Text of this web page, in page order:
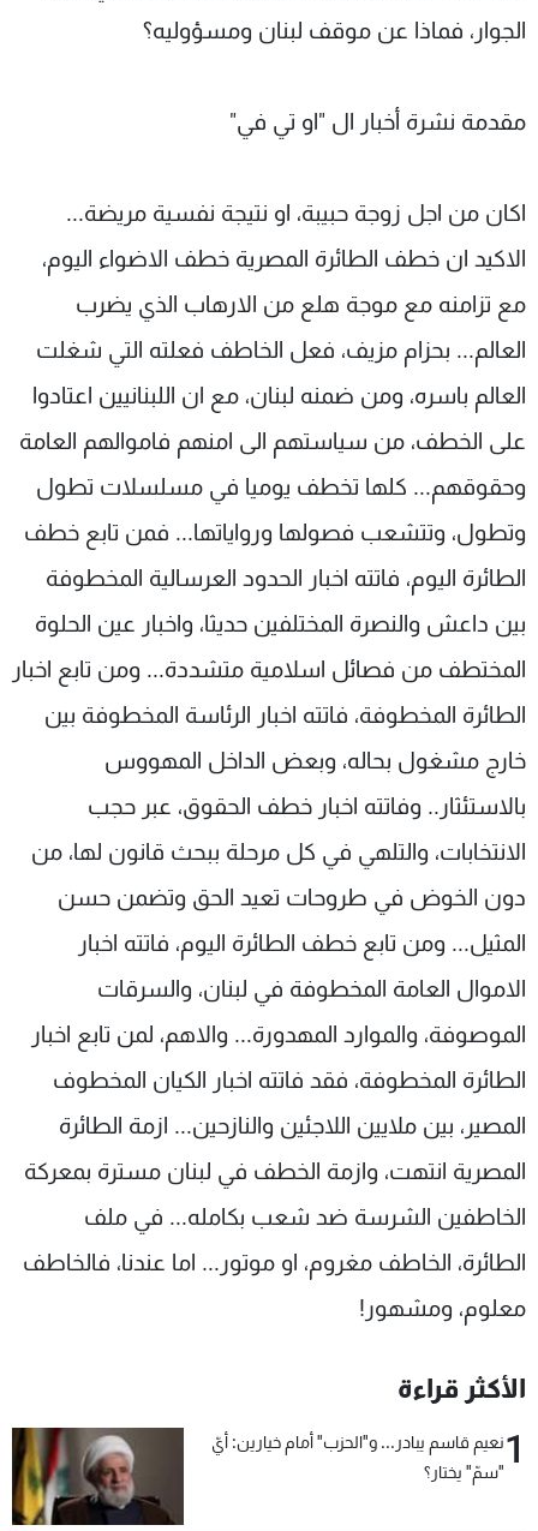
الجوار، فماذا عن موقف لبنان ومسؤوليه؟
مقدمة نشرة أخبار ال "او تي في"
اكان من اجل زوجة حبيبة، او نتيجة نفسية مريضة...
الاكيد ان خطف الطائرة المصرية خطف الاضواء اليوم،
مع تزامنه مع موجة هلع من الارهاب الذي يضرب
العالم... بحزام مزيف، فعل الخاطف فعلته التي شغلت
العالم باسره، ومن ضمنه لبنان، مع ان اللبنانيين اعتادوا
على الخطف، من سياستهم الى امنهم فاموالهم العامة
وحقوقهم... كلها تخطف يوميا في مسلسلات تطول
وتطول، وتتشعب فصولها ورواياتها... فمن تابع خطف
الطائرة اليوم، فاتته اخبار الحدود العرسالية المخطوفة
بين داعش والنصرة المختلفين حديثا، واخبار عين الحلوة
المختطف من فصائل اسلامية متشددة... ومن تابع اخبار
الطائرة المخطوفة، فاتته اخبار الرئاسة المخطوفة بين
خارج مشغول بحاله، وبعض الداخل المهووس
بالاستئثار.. وفاتته اخبار خطف الحقوق، عبر حجب
الانتخابات، والتلهي في كل مرحلة ببحث قانون لها، من
دون الخوض في طروحات تعيد الحق وتضمن حسن
المثيل... ومن تابع خطف الطائرة اليوم، فاتته اخبار
الاموال العامة المخطوفة في لبنان، والسرقات
الموصوفة، والموارد المهدورة... والاهم، لمن تابع اخبار
الطائرة المخطوفة، فقد فاتته اخبار الكيان المخطوف
المصير، بين ملايين اللاجئين والنازحين... ازمة الطائرة
المصرية انتهت، وازمة الخطف في لبنان مسترة بمعركة
الخاطفين الشرسة ضد شعب بكامله... في ملف
الطائرة، الخاطف مغروم، او موتور... اما عندنا، فالخاطف
معلوم، ومشهور!
الأكثر قراءة
1نعيم قاسم يبادر... و"الحزب" أمام خيارين: أيّ
"سمّ" يختار؟